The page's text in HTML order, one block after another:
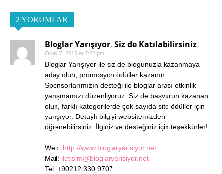
2 YORUMLAR
Bloglar Yarışıyor, Siz de Katılabilirsiniz
Ocak 7, 2015 at 7:22 pm
Bloglar Yarışıyor ile siz de blogunuzla kazanmaya
aday olun, promosyon ödüller kazanın.
Sponsorlarımızın desteği ile bloglar arası etkinlik
yarışmamızı düzenliyoruz. Siz de başvurun kazanan
olun, farklı kategorilerde çok sayıda site ödüller için
yarışıyor. Detaylı bilgiyi websitemizden
öğrenebilirsiniz. İlginiz ve desteğiniz için teşekkürler!
Web: http://www.bloglaryarisiyor.net
Mail: iletisim@bloglaryarisiyor.net
Tel: +90212 330 9707